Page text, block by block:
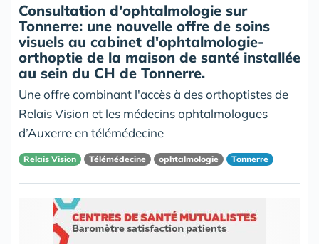
Consultation d'ophtalmologie sur
Tonnerre: une nouvelle offre de soins
visuels au cabinet d'ophtalmologie-
orthoptie de la maison de santé installée
au sein du CH de Tonnerre.
Une offre combinant l'accès à des orthoptistes de
Relais Vision et les médecins ophtalmologues
d’Auxerre en télémédecine
Relais Vision Télémédecine ophtalmologie Tonnerre